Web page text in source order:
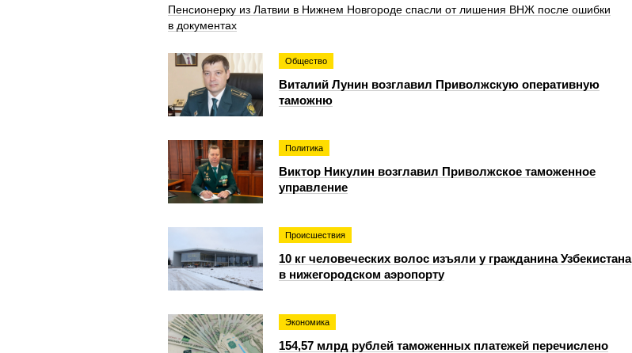
Пенсионерку из Латвии в Нижнем Новгороде спасли от лишения ВНЖ после ошибки
в документах
Общество
Виталий Лунин возглавил Приволжскую оперативную
таможню
Политика
Виктор Никулин возглавил Приволжское таможенное
управление
Происшествия
10 кг человеческих волос изъяли у гражданина Узбекистана
в нижегородском аэропорту
Экономика
154,57 млрд рублей таможенных платежей перечислено